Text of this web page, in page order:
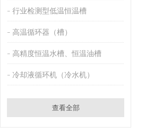
行业检测型低温恒温槽
高温循环器（槽）
高精度恒温水槽、恒温油槽
冷却液循环机（冷水机）
查看全部